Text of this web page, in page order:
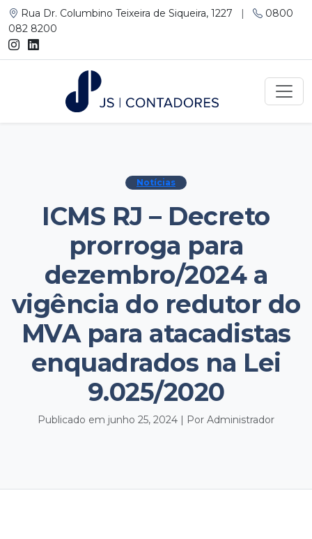
Rua Dr. Columbino Teixeira de Siqueira, 1227 |
0800
082 8200
Notícias
ICMS RJ – Decreto
prorroga para
dezembro/2024 a
vigência do redutor do
MVA para atacadistas
enquadrados na Lei
9.025/2020
Publicado em junho 25, 2024 | Por Administrador